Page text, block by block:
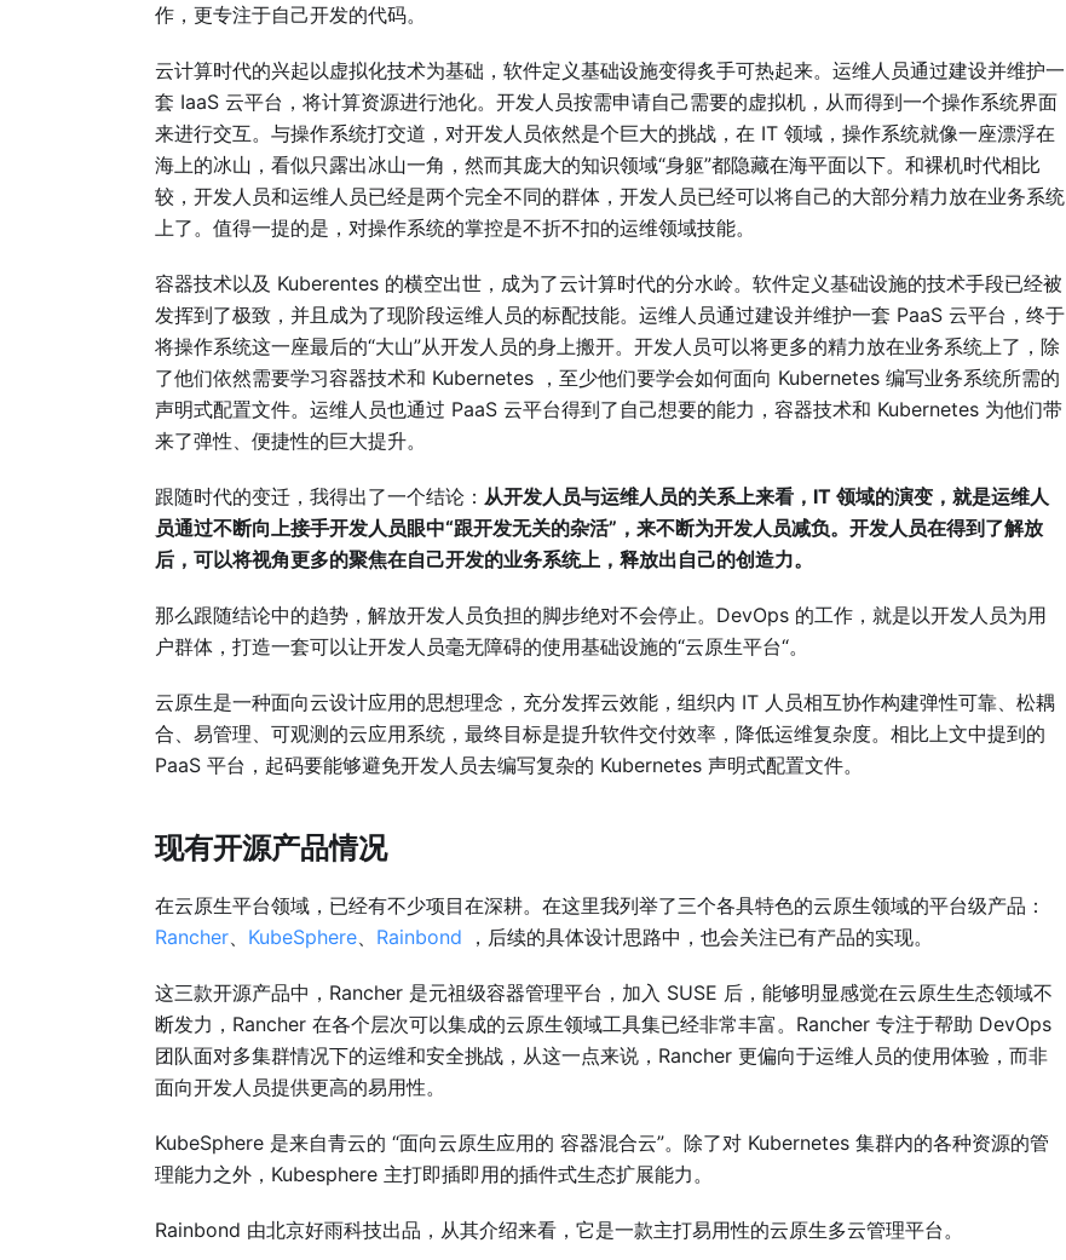
作，更专注于自己开发的代码。
云计算时代的兴起以虚拟化技术为基础，软件定义基础设施变得炙手可热起来。运维人员通过建设并维护一
套 IaaS 云平台，将计算资源进行池化。开发人员按需申请自己需要的虚拟机，从而得到一个操作系统界面
来进行交互。与操作系统打交道，对开发人员依然是个巨大的挑战，在 IT 领域，操作系统就像一座漂浮在
海上的冰山，看似只露出冰山一角，然而其庞大的知识领域“身躯”都隐藏在海平面以下。和裸机时代相比
较，开发人员和运维人员已经是两个完全不同的群体，开发人员已经可以将自己的大部分精力放在业务系统
上了。值得一提的是，对操作系统的掌控是不折不扣的运维领域技能。
容器技术以及 Kuberentes 的横空出世，成为了云计算时代的分水岭。软件定义基础设施的技术手段已经被
发挥到了极致，并且成为了现阶段运维人员的标配技能。运维人员通过建设并维护一套 PaaS 云平台，终于
将操作系统这一座最后的“大山”从开发人员的身上搬开。开发人员可以将更多的精力放在业务系统上了，除
了他们依然需要学习容器技术和 Kubernetes ，至少他们要学会如何面向 Kubernetes 编写业务系统所需的
声明式配置文件。运维人员也通过 PaaS 云平台得到了自己想要的能力，容器技术和 Kubernetes 为他们带
来了弹性、便捷性的巨大提升。
跟随时代的变迁，我得出了一个结论： 从开发人员与运维人员的关系上来看，IT 领域的演变，就是运维人
员通过不断向上接手开发人员眼中“跟开发无关的杂活”，来不断为开发人员减负。开发人员在得到了解放
后，可以将视角更多的聚焦在自己开发的业务系统上，释放出自己的创造力。
那么跟随结论中的趋势，解放开发人员负担的脚步绝对不会停止。DevOps 的工作，就是以开发人员为用
户群体，打造一套可以让开发人员毫无障碍的使用基础设施的“云原生平台“。
云原生是一种面向云设计应用的思想理念，充分发挥云效能，组织内 IT 人员相互协作构建弹性可靠、松耦
合、易管理、可观测的云应用系统，最终目标是提升软件交付效率，降低运维复杂度。相比上文中提到的
PaaS 平台，起码要能够避免开发人员去编写复杂的 Kubernetes 声明式配置文件。
现有开源产品情况
在云原生平台领域，已经有不少项目在深耕。在这里我列举了三个各具特色的云原生领域的平台级产品：
Rancher、 KubeSphere、 Rainbond ，后续的具体设计思路中，也会关注已有产品的实现。
这三款开源产品中，Rancher 是元祖级容器管理平台，加入 SUSE 后，能够明显感觉在云原生生态领域不
断发力，Rancher 在各个层次可以集成的云原生领域工具集已经非常丰富。Rancher 专注于帮助 DevOps
团队面对多集群情况下的运维和安全挑战，从这一点来说，Rancher 更偏向于运维人员的使用体验，而非
面向开发人员提供更高的易用性。
KubeSphere 是来自青云的 “面向云原生应用的 容器混合云”。除了对 Kubernetes 集群内的各种资源的管
理能力之外，Kubesphere 主打即插即用的插件式生态扩展能力。
Rainbond 由北京好雨科技出品，从其介绍来看，它是一款主打易用性的云原生多云管理平台。